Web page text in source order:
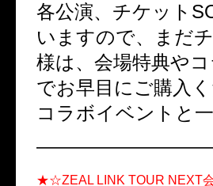
各公演、チケット
いますので、まだ
様は、会場特典や
でお早目にご購入
コラボイベントと
★☆ZEAL LINK TOUR NEXT